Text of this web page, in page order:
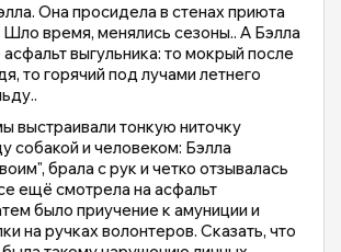
Она просидела в стенах приюта
время, менялись сезоны.. А Бэлла
выгульника: то мокрый после
то горячий под лучами летнего
выстраивали тонкую ниточку
собакой и человеком: Бэлла
брала с рук и четко отзывалась
ещё смотрела на асфальт
было приучение к амуниции и
на ручках волонтеров. Сказать, что